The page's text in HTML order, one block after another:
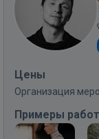
Цены
Организация
Примеры работ